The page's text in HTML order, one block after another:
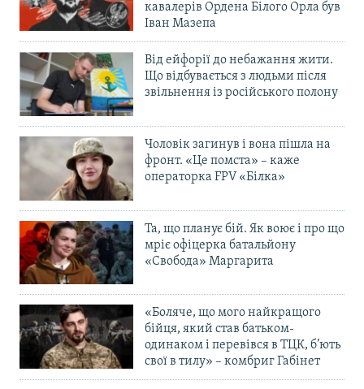
кавалерів Ордена Білого Орла був
Іван Мазепа
Від ейфорії до небажання жити.
Що відбувається з людьми після
звільнення із російського полону
Чоловік загинув і вона пішла на
фронт. «Це помста» – каже
операторка FPV «Білка»
Та, що планує бій. Як воює і про що
мріє офіцерка батальйону
«Свобода» Маргарита
«Боляче, що мого найкращого
бійця, який став батьком-
одинаком і перевівся в ТЦК, б’ють
свої в тилу» – комбриг Габінет